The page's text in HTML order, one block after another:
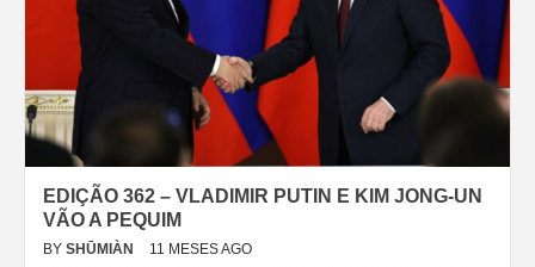
EDIÇÃO 362 – VLADIMIR PUTIN E KIM JONG-UN
VÃO A PEQUIM
BY SHŪMIÀN 11 MESES AGO